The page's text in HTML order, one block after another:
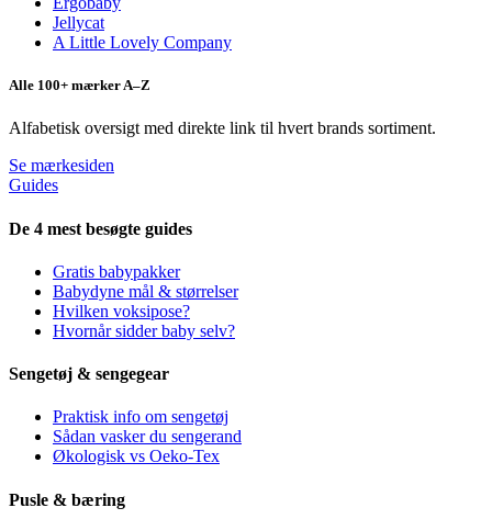
Jellycat
A Little Lovely Company
Alle 100+ mærker A–Z
Alfabetisk oversigt med direkte link til hvert brands sortiment.
Se mærkesiden
Guides
De 4 mest besøgte guides
Gratis babypakker
Babydyne mål & størrelser
Hvilken voksipose?
Hvornår sidder baby selv?
Sengetøj & sengegear
Praktisk info om sengetøj
Sådan vasker du sengerand
Økologisk vs Oeko-Tex
Pusle & bæring